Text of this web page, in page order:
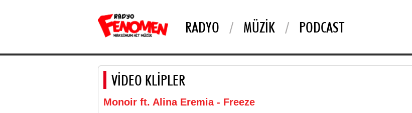
RADYO MÜZIK PODCAST
VİDEO KLİPLER
Monoir ft. Alina Eremia - Freeze